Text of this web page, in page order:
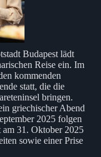
Budapest lädt
Reise ein. Im
kommenden
statt, die die
bringen.
griechischer Abend
2025 folgen
am 31. Oktober 2025
sowie einer Prise